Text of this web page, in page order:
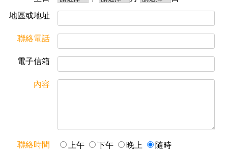
地區或地址
聯絡電話
電子信箱
內容
聯絡時間 上午 下午 晚上
隨時